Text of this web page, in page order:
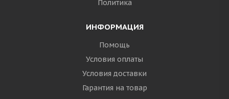
Политика
ИНФОРМАЦИЯ
Помощь
Условия оплаты
Условия доставки
Гарантия на товар